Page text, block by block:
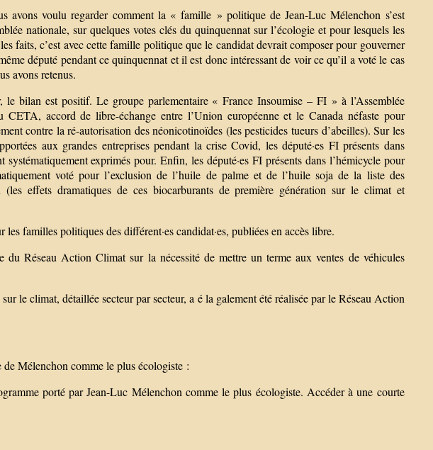
voulu regarder comment la « famille » politique de Jean-Luc Mélenchon s’est
nationale, sur quelques votes clés du quinquennat sur l’écologie et pour lesquels les
faits, c’est avec cette famille politique que le candidat devrait composer pour gouverner
député pendant ce quinquennat et il est donc intéressant de voir ce qu’il a voté le cas
avons retenus.
le bilan est positif. Le groupe parlementaire « France Insoumise – FI » à l’Assemblée
CETA, accord de libre-échange entre l’Union européenne et le Canada néfaste pour
contre la ré-autorisation des néonicotinoïdes (les pesticides tueurs d’abeilles). Sur les
aux grandes entreprises pendant la crise Covid, les député·es FI présents dans
exprimés pour. Enfin, les député·es FI présents dans l’hémicycle pour
voté pour l’exclusion de l’huile de palme et de l’huile soja de la liste des
effets dramatiques de ces biocarburants de première génération sur le climat et
familles politiques des différent·es candidat·es, publiées en accès libre.
Réseau Action Climat sur la nécessité de mettre un terme aux ventes de véhicules
le climat, détaillée secteur par secteur, a é la galement été réalisée par le Réseau Action
Mélenchon comme le plus écologiste :
porté par Jean-Luc Mélenchon comme le plus écologiste. Accéder à une courte